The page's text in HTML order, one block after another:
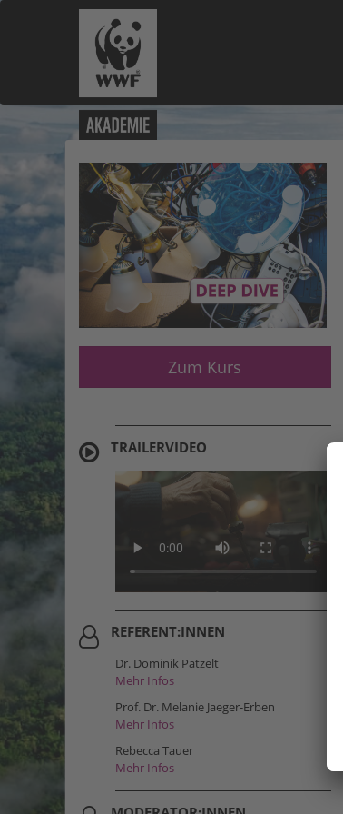
Zum Kurs
TRAILERVIDEO
REFERENT:INNEN
Dr. Dominik Patzelt
Mehr Infos
Prof. Dr. Melanie Jaeger-Erben
Mehr Infos
Rebecca Tauer
Mehr Infos